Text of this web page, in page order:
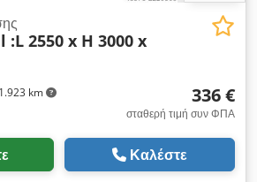
1.923 km
:L 2550 x H 3000 x
336 €
σταθερή τιμή συν ΦΠΑ
Καλέστε